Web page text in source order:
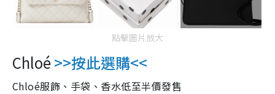
點擊圖片放大
Chloé>>按此選購<<
Chloé服飾、手袋、香水低至半價發售